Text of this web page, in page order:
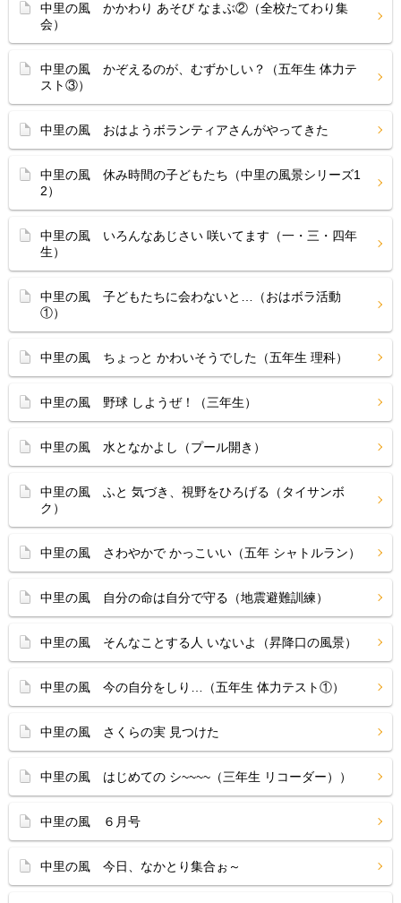
中里の風 かかわり あそび なまぶ②（全校たてわり集
会）
中里の風 かぞえるのが、むずかしい？（五年生 体力テ
スト③）
中里の風 おはようボランティアさんがやってきた
中里の風 休み時間の子どもたち（中里の風景シリーズ1
2）
中里の風 いろんなあじさい 咲いてます（一・三・四年
生）
中里の風 子どもたちに会わないと…（おはボラ活動
①）
中里の風 ちょっと かわいそうでした（五年生 理科）
中里の風 野球 しようぜ！（三年生）
中里の風 水となかよし（プール開き）
中里の風 ふと 気づき、視野をひろげる（タイサンボ
ク）
中里の風 さわやかで かっこいい（五年 シャトルラン）
中里の風 自分の命は自分で守る（地震避難訓練）
中里の風 そんなことする人 いないよ（昇降口の風景）
中里の風 今の自分をしり…（五年生 体力テスト①）
中里の風 さくらの実 見つけた
中里の風 はじめての シ~~~~（三年生 リコーダー））
中里の風 ６月号
中里の風 今日、なかとり集合ぉ～